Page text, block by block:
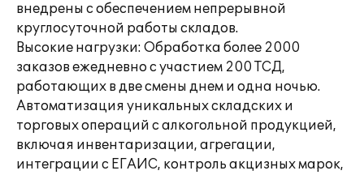
внедрены с обеспечением непрерывной
круглосуточной работы складов.
Высокие нагрузки: Обработка более 2000
заказов ежедневно с участием 200 ТСД,
работающих в две смены днем и одна ночью.
Автоматизация уникальных складских и
торговых операций с алкогольной продукцией,
включая инвентаризации, агрегации,
интеграции с ЕГАИС, контроль акцизных марок,